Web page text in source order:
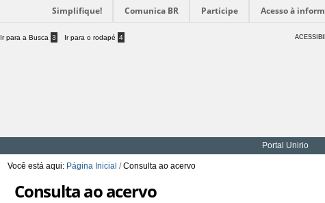
Simplifique! Comunica BR Participe Acesso à
Ir para a Busca 3 Ir para o rodapé 4
Portal Unirio
Você está aqui: Página Inicial /Consulta ao acervo
Consulta ao acervo